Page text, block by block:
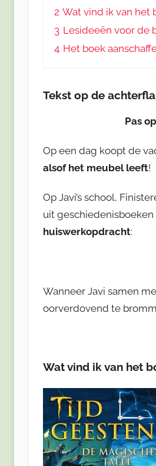
2 Wat vind ik van het
3 Lesideeën voor de
4 Het boek
Tekst op de
Pas
Op een dag koopt de
alsof het meubel leeft!
Op Javi’s school,
uit
huiswerkopdracht:
Wanneer Javi samen
oorverdovend te
Wat vind ik van het